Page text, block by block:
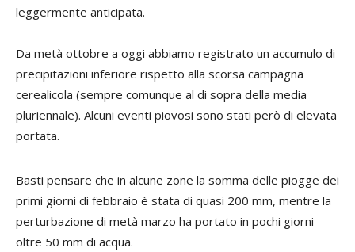
leggermente anticipata.
Da metà ottobre a oggi abbiamo registrato un accumulo di
precipitazioni inferiore rispetto alla scorsa campagna
cerealicola (sempre comunque al di sopra della media
pluriennale). Alcuni eventi piovosi sono stati però di elevata
portata.
Basti pensare che in alcune zone la somma delle piogge dei
primi giorni di febbraio è stata di quasi 200 mm, mentre la
perturbazione di metà marzo ha portato in pochi giorni
oltre 50 mm di acqua.